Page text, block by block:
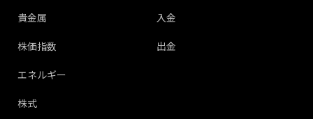
貴金属
株価指数
エネルギー
株式
入金
出金